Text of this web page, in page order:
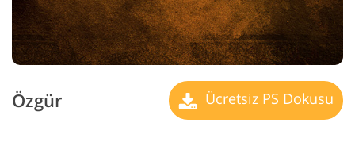
Özgür Ücretsiz PS Dokusu